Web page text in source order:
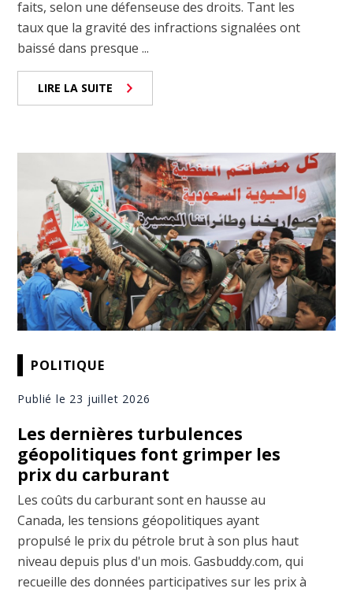
faits, selon une défenseuse des droits. Tant les
taux que la gravité des infractions signalées ont
baissé dans presque ...
LIRE LA SUITE
POLITIQUE
Publié le 23 juillet 2026
Les dernières turbulences
géopolitiques font grimper les
prix du carburant
Les coûts du carburant sont en hausse au
Canada, les tensions géopolitiques ayant
propulsé le prix du pétrole brut à son plus haut
niveau depuis plus d'un mois. Gasbuddy.com, qui
recueille des données participatives sur les prix à